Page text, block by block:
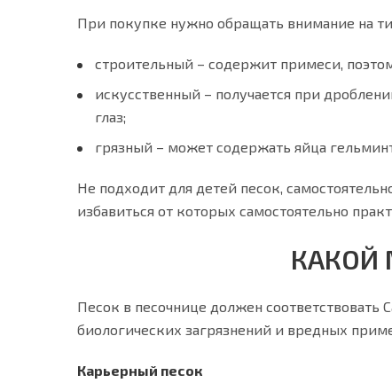
При покупке нужно обращать внимание на
строительный – содержит примеси,
искусственный – получается при
глаз;
грязный – может содержать яйца
Не подходит для детей песок,
избавиться от которых самостоятельно
КАКОЙ
Песок в песочнице должен соответствовать
биологических загрязнений и вредных
Карьерный песок